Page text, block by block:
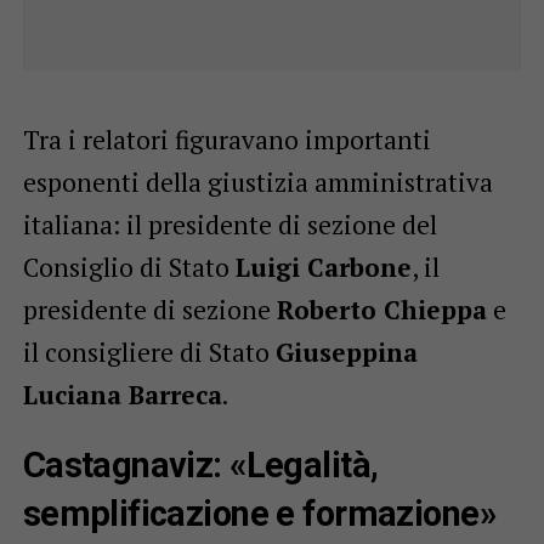
Tra i relatori figuravano importanti
esponenti della giustizia amministrativa
italiana: il presidente di sezione del
Consiglio di Stato Luigi Carbone, il
presidente di sezione Roberto Chieppae
il consigliere di Stato Giuseppina
Luciana Barreca.
Castagnaviz: «Legalità,
semplificazione e formazione»